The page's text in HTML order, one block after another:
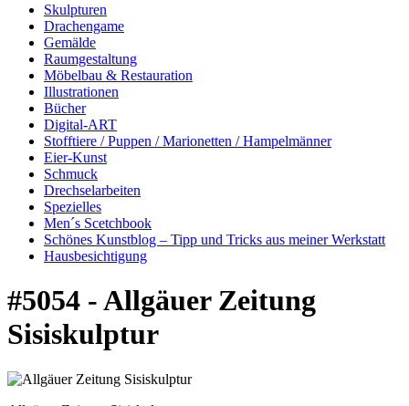
Skulpturen
Drachengame
Gemälde
Raumgestaltung
Möbelbau & Restauration
Illustrationen
Bücher
Digital-ART
Stofftiere / Puppen / Marionetten / Hampelmänner
Eier-Kunst
Schmuck
Drechselarbeiten
Spezielles
Men´s Scetchbook
Schönes Kunstblog – Tipp und Tricks aus meiner Werkstatt
Hausbesichtigung
#5054 - Allgäuer Zeitung
Sisiskulptur